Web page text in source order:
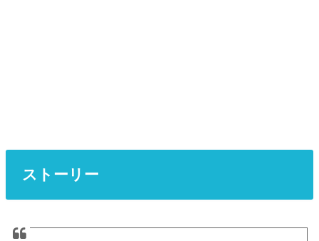
・2014年3月19日（３DS版：【3D ファンタジーゾーン オパオパ
ブラザーズ】として発売）
・2014年4月16日（PS3版：【セガエイジス2500シリーズVol.33
信）
ストーリー